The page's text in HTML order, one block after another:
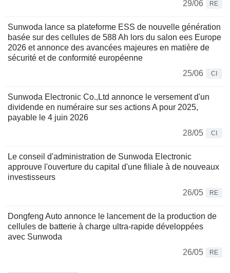
29/06
RE
Sunwoda lance sa plateforme ESS de nouvelle génération
basée sur des cellules de 588 Ah lors du salon ees Europe
2026 et annonce des avancées majeures en matière de
sécurité et de conformité européenne
25/06
CI
Sunwoda Electronic Co.,Ltd annonce le versement d'un
dividende en numéraire sur ses actions A pour 2025,
payable le 4 juin 2026
28/05
CI
Le conseil d'administration de Sunwoda Electronic
approuve l'ouverture du capital d'une filiale à de nouveaux
investisseurs
26/05
RE
Dongfeng Auto annonce le lancement de la production de
cellules de batterie à charge ultra-rapide développées
avec Sunwoda
26/05
RE